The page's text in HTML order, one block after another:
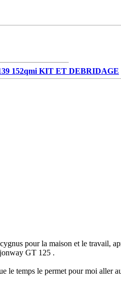
152qmi KIT ET DEBRIDAGE
pour la maison et le travail,
GT 125 .
le temps le permet pour moi aller